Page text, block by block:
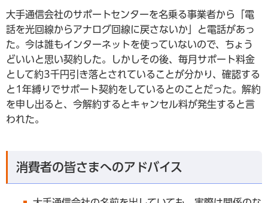
大手通信会社のサポートセンターを名乗る事業者から「電
話を光回線からアナログ回線に戻さないか」と電話があっ
た。今は誰もインターネットを使っていないので、ちょう
どいいと思い契約した。しかしその後、毎月サポート料金
として約3千円引き落とされていることが分かり、確認する
と1年縛りでサポート契約をしているとのことだった。解約
を申し出ると、今解約するとキャンセル料が発生すると言
われた。
消費者の皆さまへのアドバイス